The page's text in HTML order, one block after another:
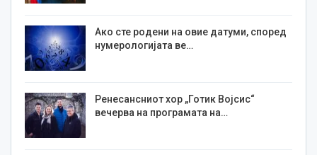
Ако сте родени на овие датуми, според
нумерологијата ве…
Ренесансниот хор „Готик Војсис“
вечерва на програмата на…